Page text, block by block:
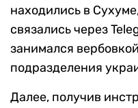
находились в
связались через
занимался
подразделения
Далее, получив